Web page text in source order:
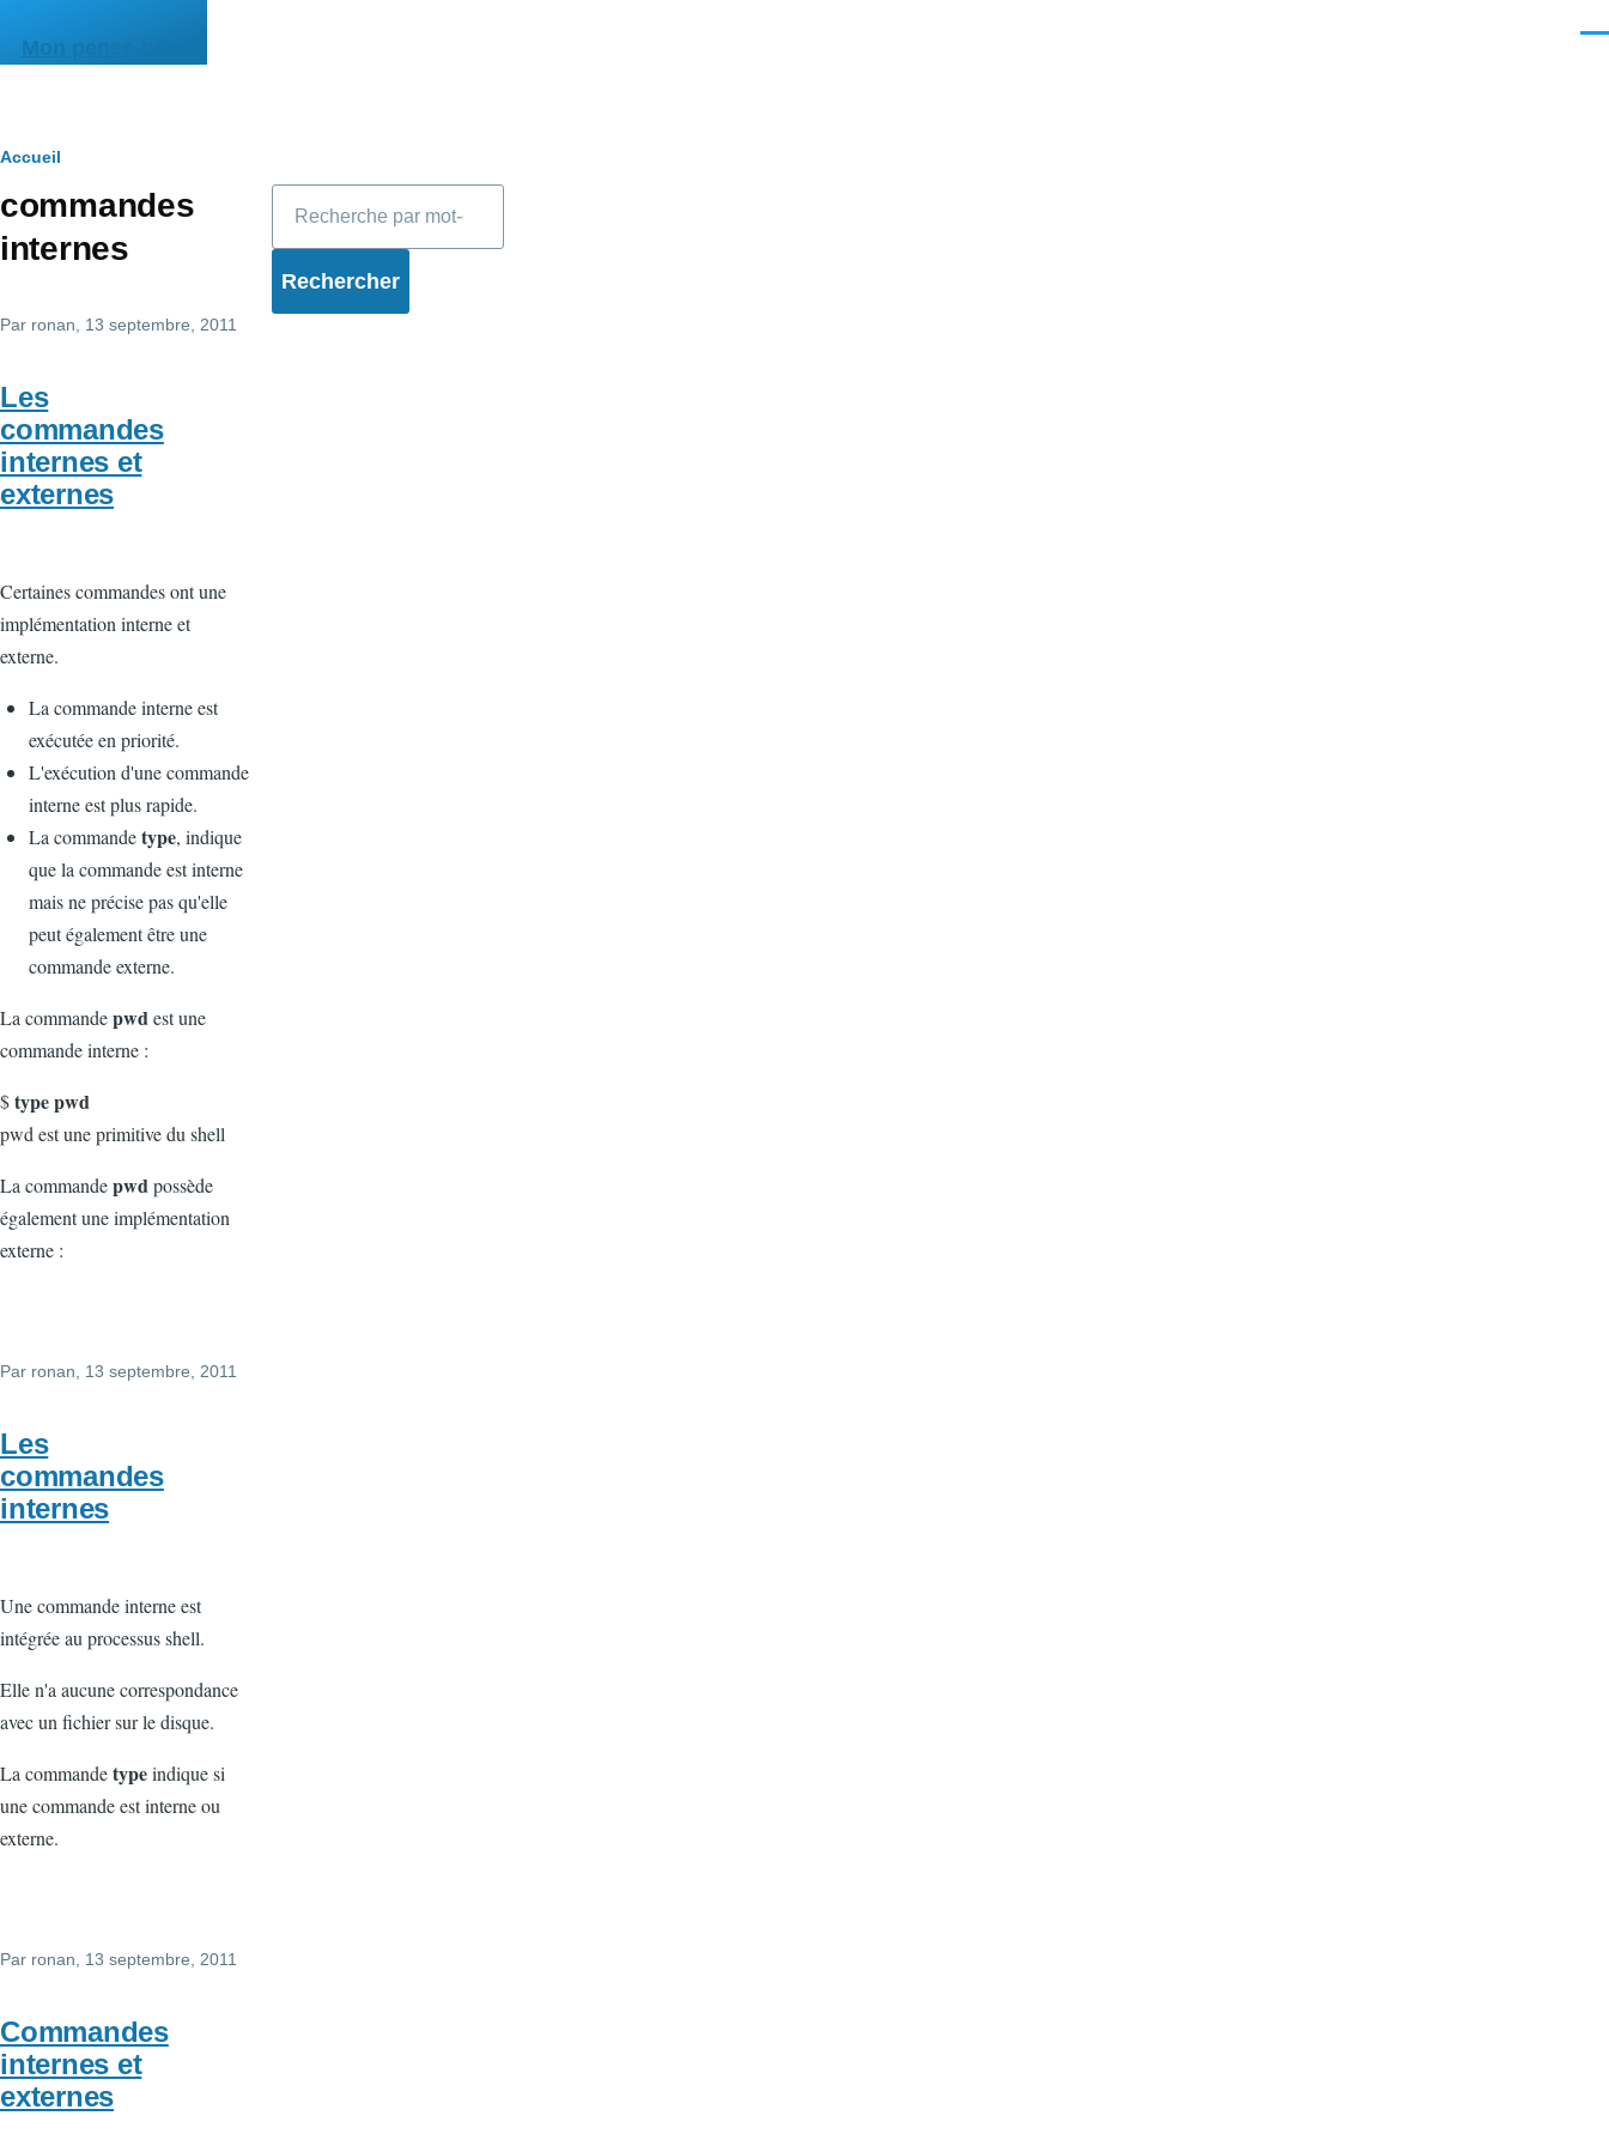
Mon pense-bête
Fil
d'Ariane
Accueil
commandes
internes
Par ronan , 13 septembre, 2011
Les
commandes
internes et
externes
Certaines commandes ont une
implémentation interne et
externe.
La commande interne est
exécutée en priorité.
L'exécution d'une commande
interne est plus rapide.
La commandetype, indique
que la commande est interne
mais ne précise pas qu'elle
peut également être une
commande externe.
La commandepwdest une
commande interne :
$type pwd
pwd est une primitive du shell
La commandepwdpossède
également une implémentation
externe :
Par ronan , 13 septembre, 2011
Les
commandes
internes
Une commande interne est
intégrée au processus shell.
Elle n'a aucune correspondance
avec un fichier sur le disque.
La commandetypeindique si
une commande est interne ou
externe.
Par ronan , 13 septembre, 2011
Commandes
internes et
externes